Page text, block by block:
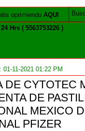
oprimiendoAQUI
Hrs ( 5563753226 )
01-11-2021 01:22 PM
DE CYTOTEC
DE
MEXICO
PFIZER